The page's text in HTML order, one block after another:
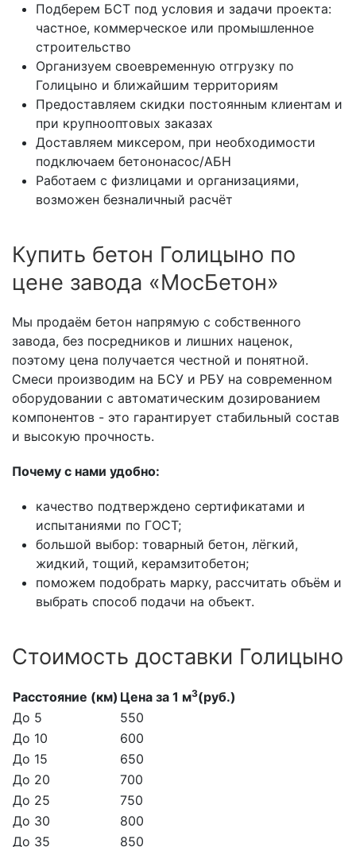
Подберем БСТ под условия и задачи проекта:
частное, коммерческое или промышленное
строительство
Организуем своевременную отгрузку по
Голицыно и ближайшим территориям
Предоставляем скидки постоянным клиентам и
при крупнооптовых заказах
Доставляем миксером, при необходимости
подключаем бетононасос/АБН
Работаем с физлицами и организациями,
возможен безналичный расчёт
Купить бетон Голицыно по
цене завода «МосБетон»
Мы продаём бетон напрямую с собственного
завода, без посредников и лишних наценок,
поэтому цена получается честной и понятной.
Смеси производим на БСУ и РБУ на современном
оборудовании с автоматическим дозированием
компонентов - это гарантирует стабильный состав
и высокую прочность.
Почему с нами удобно:
качество подтверждено сертификатами и
испытаниями по ГОСТ;
большой выбор: товарный бетон, лёгкий,
жидкий, тощий, керамзитобетон;
поможем подобрать марку, рассчитать объём и
выбрать способ подачи на объект.
Стоимость доставки Голицыно
Расстояние (км) Цена за 1 м3(руб.)
До 5
550
До 10
600
До 15
650
До 20
700
До 25
750
До 30
800
До 35
850